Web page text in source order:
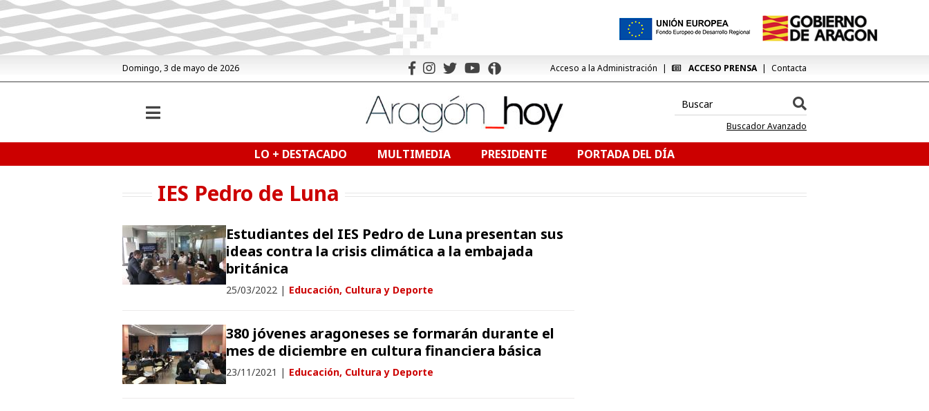
Domingo, 3 de mayo de 2026 Acceso a la Administración ACCESO PRENSA Contacta
Buscador Avanzado
LO + DESTACADO MULTIMEDIA PRESIDENTE PORTADA DEL DÍA
IES Pedro de Luna
Estudiantes del IES Pedro de Luna presentan sus
ideas contra la crisis climática a la embajada
británica
25/03/2022 | Educación, Cultura y Deporte
380 jóvenes aragoneses se formarán durante el
mes de diciembre en cultura financiera básica
23/11/2021 | Educación, Cultura y Deporte